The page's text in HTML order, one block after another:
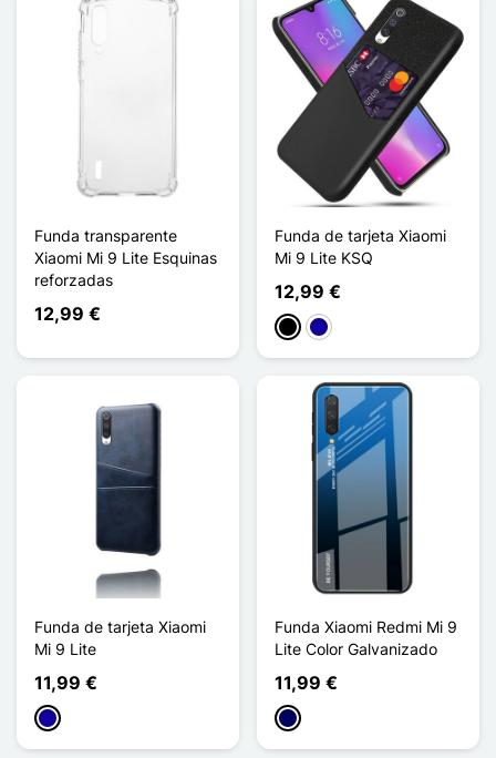
Funda transparente
Xiaomi Mi 9 Lite Esquinas
reforzadas
12,99 €
Funda de tarjeta Xiaomi
Mi 9 Lite KSQ
12,99 €
NegroAzul oscuro
Funda de tarjeta Xiaomi
Mi 9 Lite
11,99 €
Azul oscuro
Funda Xiaomi Redmi Mi 9
Lite Color Galvanizado
11,99 €
Azul marino